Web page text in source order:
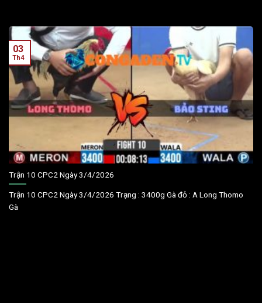
Trận 10 CPC2 Ngày 3/4/2026
Trận 10 CPC2 Ngày 3/4/2026 Trạng : 3400g Gà đỏ : A Long Thomo
Gà
03
Th4